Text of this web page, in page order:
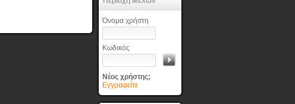
Όνομα χρήστη
Κωδικός
Νέος χρήστης;
Εγγραφείτε